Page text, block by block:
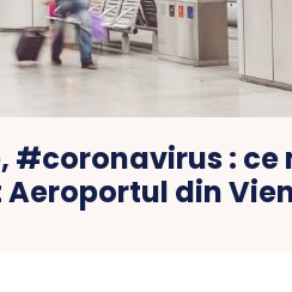
#coronavirus : ce
din